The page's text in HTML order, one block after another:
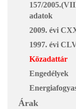
157/
adatok
2009. évi
1997. évi
Közadattár
Engedélyek
Árak